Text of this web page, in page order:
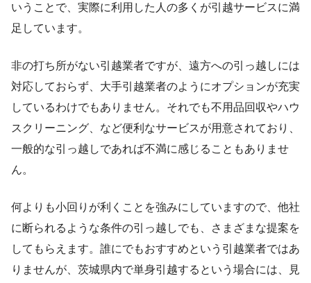
いうことで、実際に利用した人の多くが引越サービスに満
足しています。
非の打ち所がない引越業者ですが、遠方への引っ越しには
対応しておらず、大手引越業者のようにオプションが充実
しているわけでもありません。それでも不用品回収やハウ
スクリーニング、など便利なサービスが用意されており、
一般的な引っ越しであれば不満に感じることもありませ
ん。
何よりも小回りが利くことを強みにしていますので、他社
に断られるような条件の引っ越しでも、さまざまな提案を
してもらえます。誰にでもおすすめという引越業者ではあ
りませんが、茨城県内で単身引越するという場合には、見